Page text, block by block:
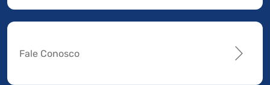
Fale Conosco